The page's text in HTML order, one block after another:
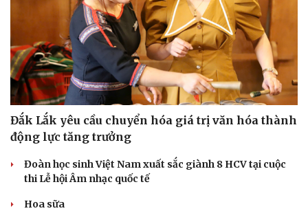
Đắk Lắk yêu cầu chuyển hóa giá trị văn hóa thành
động lực tăng trưởng
Đoàn học sinh Việt Nam xuất sắc giành 8 HCV tại cuộc
thi Lễ hội Âm nhạc quốc tế
Hoa sữa